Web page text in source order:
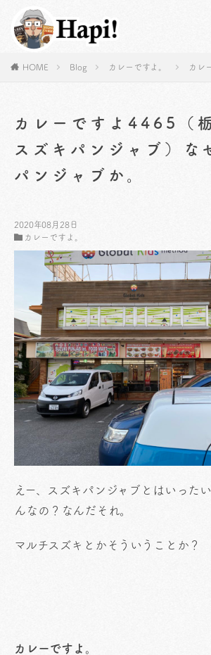
HOME Blog カレーですよ。 カレ
カレーですよ4465（
スズキパンジャブ）な
パンジャブか。
2020年08月28日
カレーですよ。
えー、スズキパンジャブとはいった
んなの？なんだそれ。
マルチスズキとかそういうことか？
カレーですよ。